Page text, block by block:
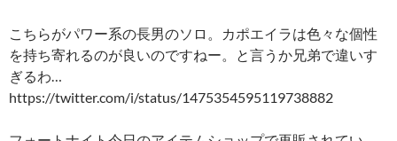
こちらがパワー系の長男のソロ。カポエイラは色々な個性
を持ち寄れるのが良いのですねー。と言うか兄弟で違いす
ぎるわ…
https://twitter.com/i/status/1475354595119738882